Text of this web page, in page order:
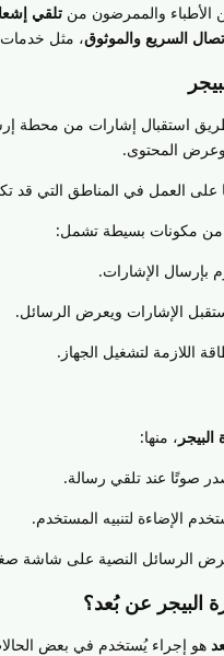
الأطباء والممرضون من تلقي
السريع والموثوق، مثل
استقبال إشارات من محطة
وعرض المحتوى.
على العمل في المناطق التي قد
من مكونات بسيطة تشمل:
بإرسال الإشارات.
الإشارات ويعرض الرسائل.
اللازمة لتشغيل الجهاز.
، منها:
صوتًا عند تلقي رسالة.
الإضاءة لتنبيه المستخدم.
الرسائل النصية على شاشة
البيجر عن بُعد؟
هو إجراء يُستخدم في بعض